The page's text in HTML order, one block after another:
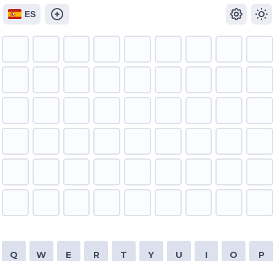
ES
Q W E R T Y U I O P